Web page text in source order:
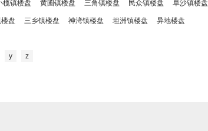
榄镇楼盘 黄圃镇楼盘 三角镇楼盘 民众镇楼盘 阜沙镇楼盘
盘 三乡镇楼盘 神湾镇楼盘 坦洲镇楼盘 异地楼盘
y z